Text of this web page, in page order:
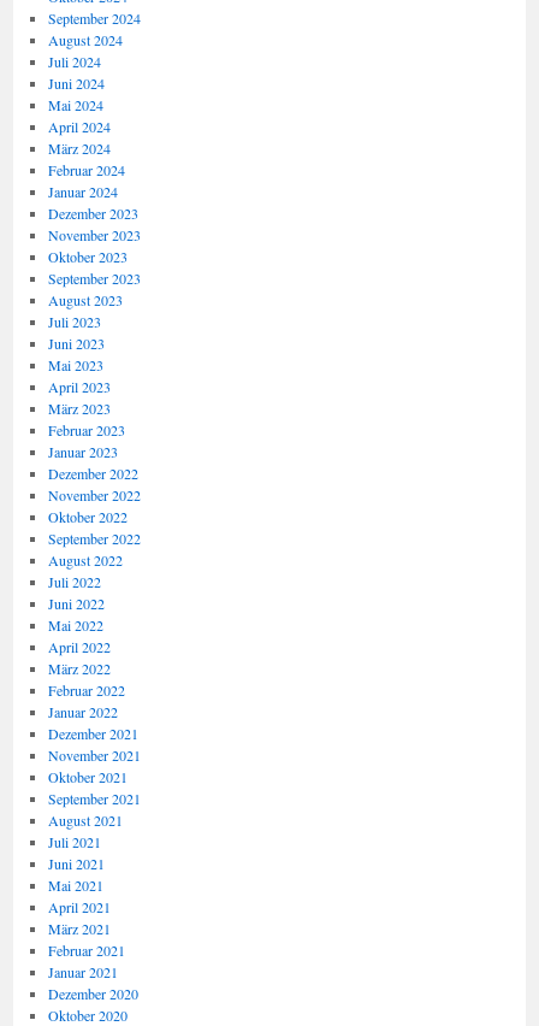
September 2024
August 2024
Juli 2024
Juni 2024
Mai 2024
April 2024
März 2024
Februar 2024
Januar 2024
Dezember 2023
November 2023
Oktober 2023
September 2023
August 2023
Juli 2023
Juni 2023
Mai 2023
April 2023
März 2023
Februar 2023
Januar 2023
Dezember 2022
November 2022
Oktober 2022
September 2022
August 2022
Juli 2022
Juni 2022
Mai 2022
April 2022
März 2022
Februar 2022
Januar 2022
Dezember 2021
November 2021
Oktober 2021
September 2021
August 2021
Juli 2021
Juni 2021
Mai 2021
April 2021
März 2021
Februar 2021
Januar 2021
Dezember 2020
Oktober 2020